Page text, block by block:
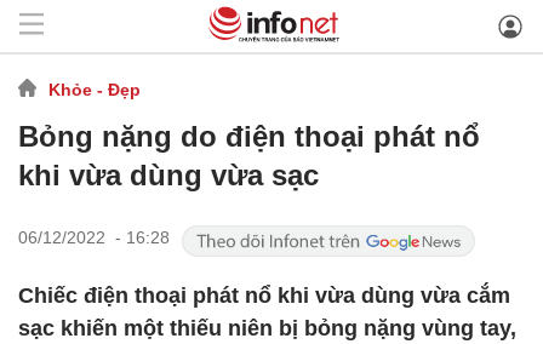
Khỏe - Đẹp
Bỏng nặng do điện thoại phát nổ
khi vừa dùng vừa sạc
06/12/2022 - 16:28
Chiếc điện thoại phát nổ khi vừa dùng vừa cắm
sạc khiến một thiếu niên bị bỏng nặng vùng tay,